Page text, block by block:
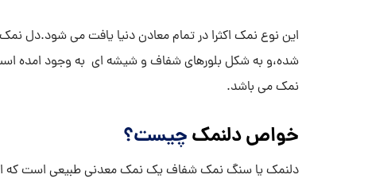
این نوع نمک اکثرا در تمام معادن دنیا یافت می شود.دل
شده،و به شکل بلورهای شفاف و شیشه ای به وجود امده
نمک می باشد.
خواص دلنمکچیست؟
دلنمک یا سنگ نمک شفاف یک نمک معدنی طبیعی است که